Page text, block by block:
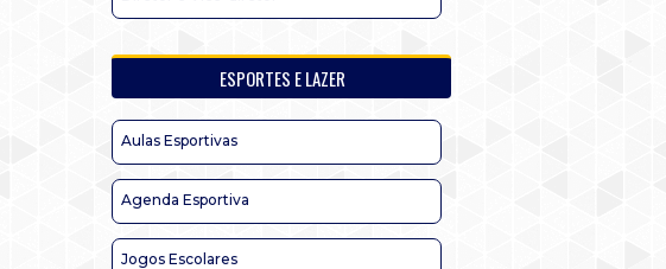
ESPORTES E LAZER
Aulas Esportivas
Agenda Esportiva
Jogos Escolares